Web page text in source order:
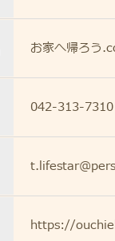
お家へ帰ろう
042-313-7310
https://